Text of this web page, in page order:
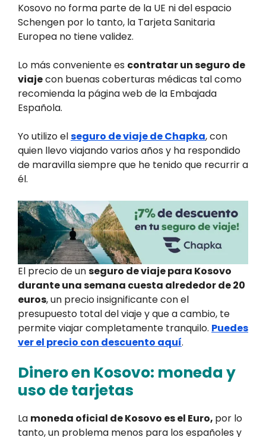
Kosovo no forma parte de la UE ni del espacio
Schengen por lo tanto, la Tarjeta Sanitaria
Europea no tiene validez.
Lo más conveniente es contratar un seguro de
viajecon buenas coberturas médicas tal como
recomienda la página web de la Embajada
Española.
Yo utilizo elseguro de viaje de Chapka, con
quien llevo viajando varios años y ha respondido
de maravilla siempre que he tenido que recurrir a
él.
El precio de unseguro de viaje para Kosovo
durante una semana cuesta alrededor de 20
euros, un precio insignificante con el
presupuesto total del viaje y que a cambio, te
permite viajar completamente tranquilo. Puedes
ver el precio con descuento aquí.
Dinero en Kosovo: moneda y
uso de tarjetas
La moneda oficial de Kosovo es el Euro, por lo
tanto, un problema menos para los españoles y